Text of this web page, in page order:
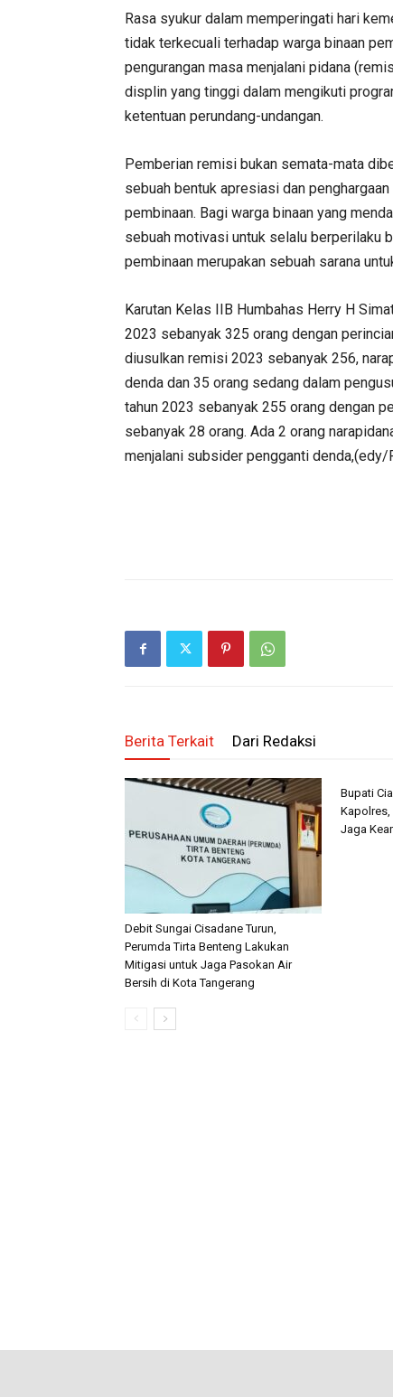
Rasa syukur dalam memperingati hari
tidak terkecuali terhadap warga binaan
pengurangan masa menjalani pidana
displin yang tinggi dalam mengikuti
ketentuan perundang-undangan.
Pemberian remisi bukan semata-mata
sebuah bentuk apresiasi dan
pembinaan. Bagi warga binaan yang
sebuah motivasi untuk selalu berperilaku
pembinaan merupakan sebuah sarana
Karutan Kelas IIB Humbahas Herry H
2023 sebanyak 325 orang dengan
diusulkan remisi 2023 sebanyak 256,
denda dan 35 orang sedang dalam
tahun 2023 sebanyak 255 orang dengan
sebanyak 28 orang. Ada 2 orang
menjalani subsider pengganti denda,(edy/
Berita Terkait Dari Redaksi
Debit Sungai Cisadane Turun,
Perumda Tirta Benteng Lakukan
Mitigasi untuk Jaga Pasokan Air
Bersih di Kota Tangerang
Bupati
Kapolres,
Jaga